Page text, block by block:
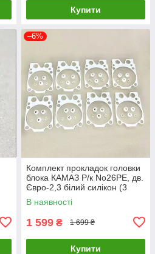
Купити
–6%
Комплект прокладок головки
блока КАМАЗ Р/к No26РЕ, дв.
Євро-2,3 білий силікон (3
найм 48 шт) 740.1003040-
26РЕ
В наявності
1 599 ₴ 1 699 ₴
Купити